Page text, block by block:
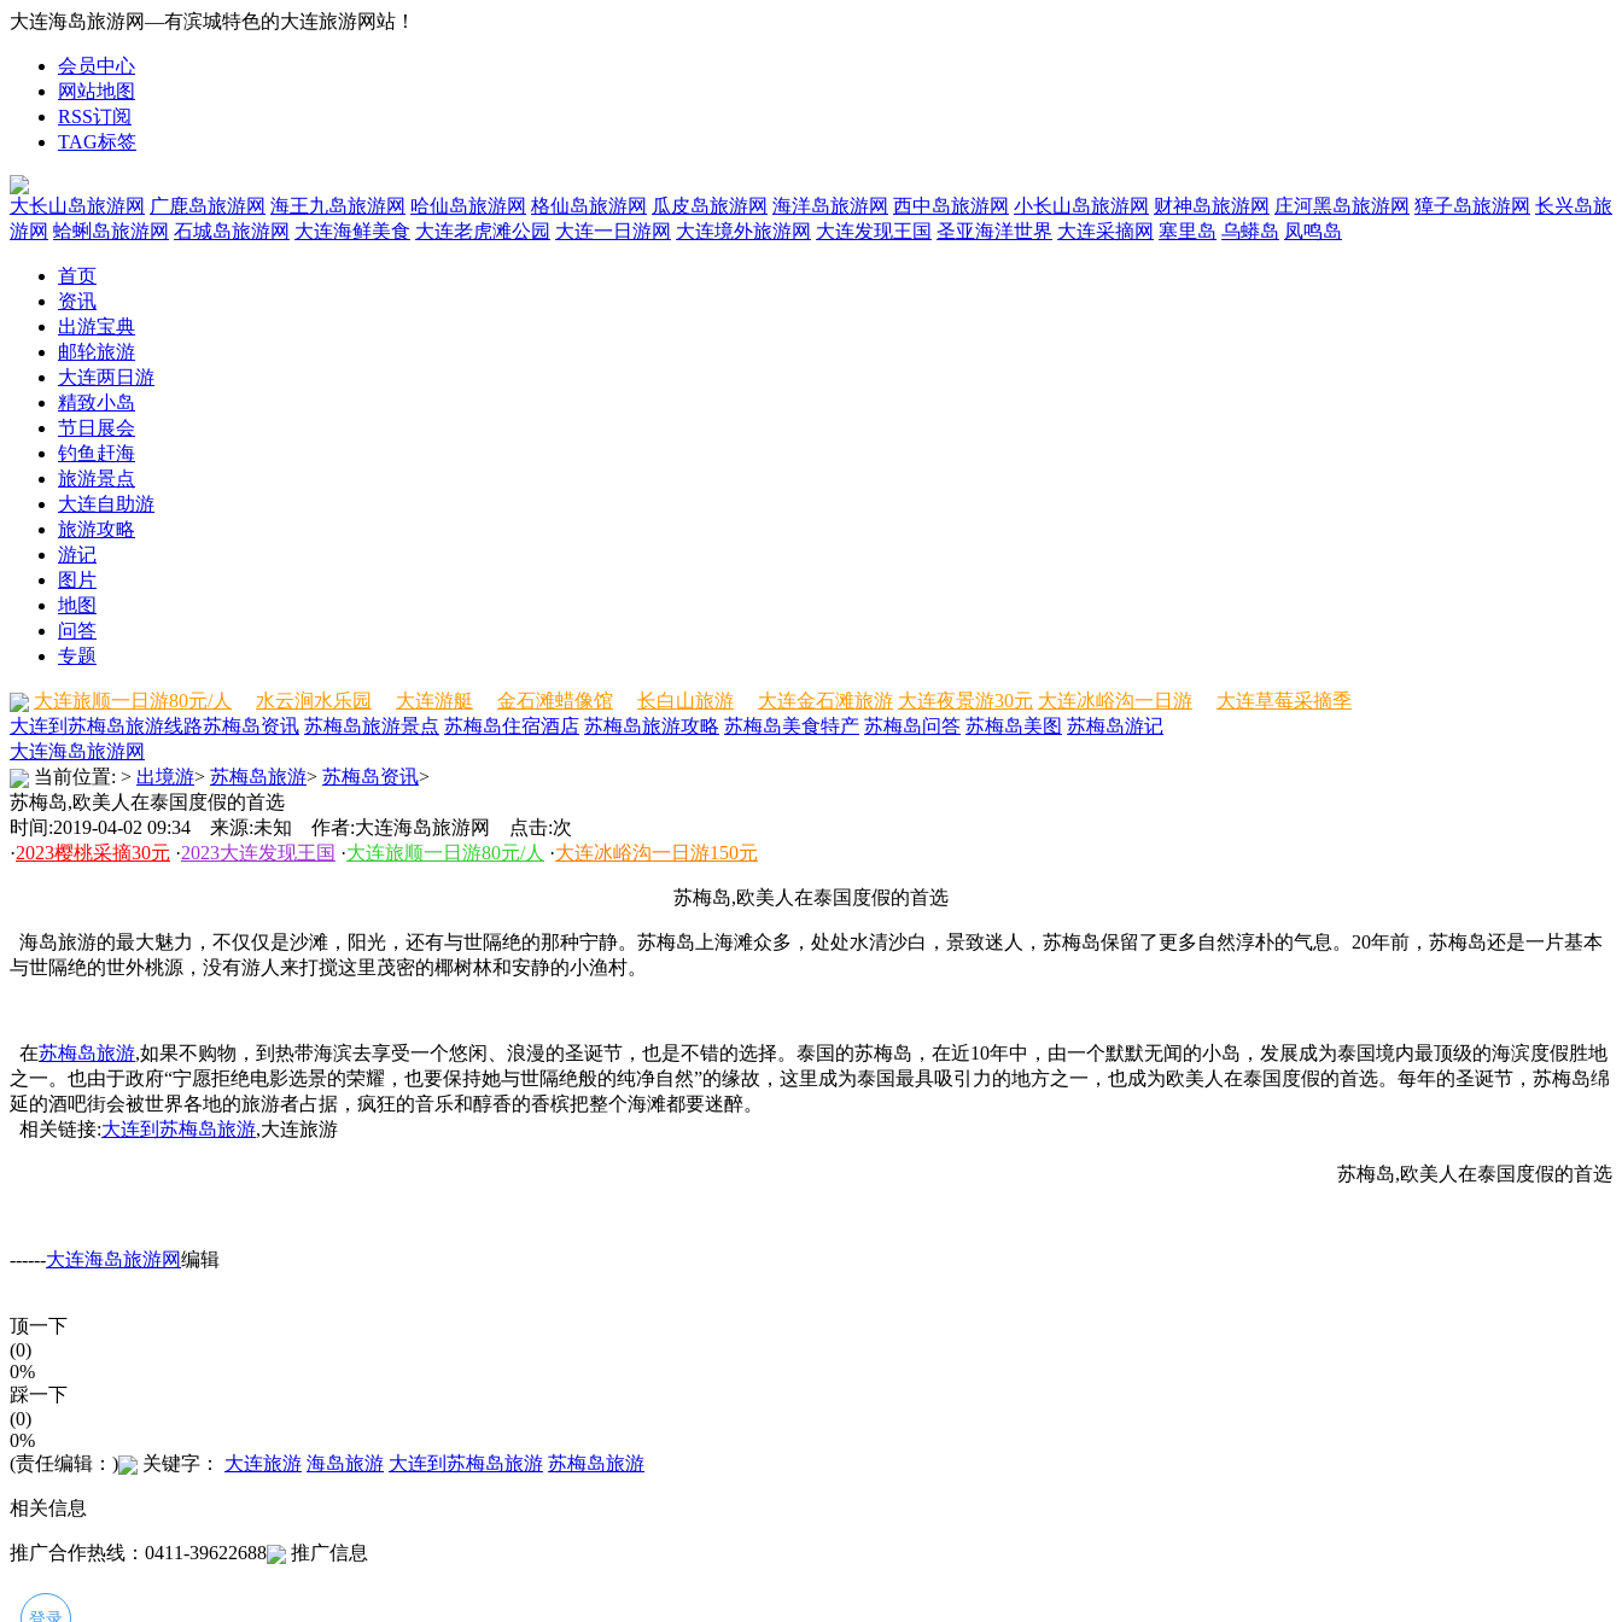
大连海岛旅游网—有滨城特色的大连旅游网站！
会员中心
网站地图
RSS订阅
TAG标签
大长山岛旅游网 广鹿岛旅游网 海王九岛旅游网 哈仙岛旅游网 格仙岛旅游网 瓜皮岛旅游网 海洋岛旅游网 西中岛旅游网 小长山岛旅游网 财神岛旅游网 庄河黑岛旅游网 獐子岛旅游网 长兴岛旅
游网 蛤蜊岛旅游网 石城岛旅游网 大连海鲜美食 大连老虎滩公园 大连一日游网 大连境外旅游网 大连发现王国 圣亚海洋世界 大连采摘网 塞里岛 乌蟒岛 凤鸣岛
首页
资讯
出游宝典
邮轮旅游
大连两日游
精致小岛
节日展会
钓鱼赶海
旅游景点
大连自助游
旅游攻略
游记
图片
地图
问答
专题
大连旅顺一日游80元/人 水云涧水乐园 大连游艇 金石滩蜡像馆 长白山旅游 大连金石滩旅游 大连夜景游30元 大连冰峪沟一日游
大连草莓采摘季
大连到苏梅岛旅游线路苏梅岛资讯 苏梅岛旅游景点 苏梅岛住宿酒店 苏梅岛旅游攻略 苏梅岛美食特产 苏梅岛问答 苏梅岛美图 苏梅岛游记
大连海岛旅游网
当前位置: > 出境游> 苏梅岛旅游> 苏梅岛资讯>
苏梅岛,欧美人在泰国度假的首选
时间:2019-04-02 09:34 来源:未知 作者:大连海岛旅游网 点击:次
·2023樱桃采摘30元 ·2023大连发现王国 ·大连旅顺一日游80元/人 ·大连冰峪沟一日游150元
苏梅岛,欧美人在泰国度假的首选
海岛旅游的最大魅力，不仅仅是沙滩，阳光，还有与世隔绝的那种宁静。苏梅岛上海滩众多，处处水清沙白，景致迷人，苏梅岛保留了更多自然淳朴的气息。20年前，苏梅岛还是一片基本
与世隔绝的世外桃源，没有游人来打搅这里茂密的椰树林和安静的小渔村。
在苏梅岛旅游,如果不购物，到热带海滨去享受一个悠闲、浪漫的圣诞节，也是不错的选择。泰国的苏梅岛，在近10年中，由一个默默无闻的小岛，发展成为泰国境内最顶级的海滨度假胜地
之一。也由于政府“宁愿拒绝电影选景的荣耀，也要保持她与世隔绝般的纯净自然”的缘故，这里成为泰国最具吸引力的地方之一，也成为欧美人在泰国度假的首选。每年的圣诞节，苏梅岛绵
延的酒吧街会被世界各地的旅游者占据，疯狂的音乐和醇香的香槟把整个海滩都要迷醉。
相关链接:大连到苏梅岛旅游,大连旅游
苏梅岛,欧美人在泰国度假的首选
------大连海岛旅游网编辑
顶一下
(0)
0%
踩一下
(0)
0%
(责任编辑：)
关键字： 大连旅游 海岛旅游 大连到苏梅岛旅游 苏梅岛旅游
相关信息
推广合作热线：0411-39622688 推广信息